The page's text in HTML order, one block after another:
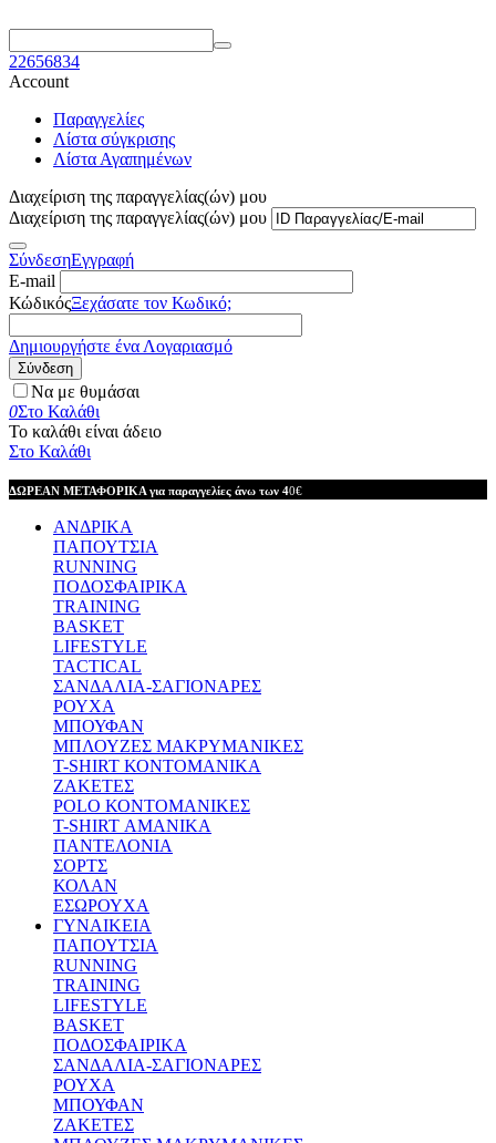
22656834
Account
Παραγγελίες
Λίστα σύγκρισης
Λίστα Αγαπημένων
Διαχείριση της παραγγελίας(ών) μου
Διαχείριση της παραγγελίας(ών) μου
ΣύνδεσηΕγγραφή
E-mail
ΚώδικόςΞεχάσατε τον Κωδικό;
Δημιουργήστε ένα Λογαριασμό
Σύνδεση
Να με θυμάσαι
0Στο Καλάθι
Το καλάθι είναι άδειο
Στο Καλάθι
ΔΩΡΕΑΝ ΜΕΤΑΦΟΡΙΚΑ για παραγγελίες άνω των 40€
ΑΝΔΡΙΚΑ
ΠΑΠΟΥΤΣΙΑ
RUNNING
ΠΟΔΟΣΦΑΙΡΙΚΑ
TRAINING
BASKET
LIFESTYLE
TACTICAL
ΣΑΝΔΑΛΙΑ-ΣΑΓΙΟΝΑΡΕΣ
ΡΟΥΧΑ
ΜΠΟΥΦΑΝ
ΜΠΛΟΥΖΕΣ ΜΑΚΡΥΜΑΝΙΚΕΣ
T-SHIRT ΚΟΝΤΟΜΑΝΙΚΑ
ΖΑΚΕΤΕΣ
POLO ΚΟΝΤΟΜΑΝΙΚΕΣ
T-SHIRT ΑΜΑΝΙΚΑ
ΠΑΝΤΕΛΟΝΙΑ
ΣΟΡΤΣ
ΚΟΛΑΝ
ΕΣΩΡΟΥΧΑ
ΓΥΝΑΙΚΕΙΑ
ΠΑΠΟΥΤΣΙΑ
RUNNING
TRAINING
LIFESTYLE
BASKET
ΠΟΔΟΣΦΑΙΡΙΚΑ
ΣΑΝΔΑΛΙΑ-ΣΑΓΙΟΝΑΡΕΣ
ΡΟΥΧΑ
ΜΠΟΥΦΑΝ
ΖΑΚΕΤΕΣ